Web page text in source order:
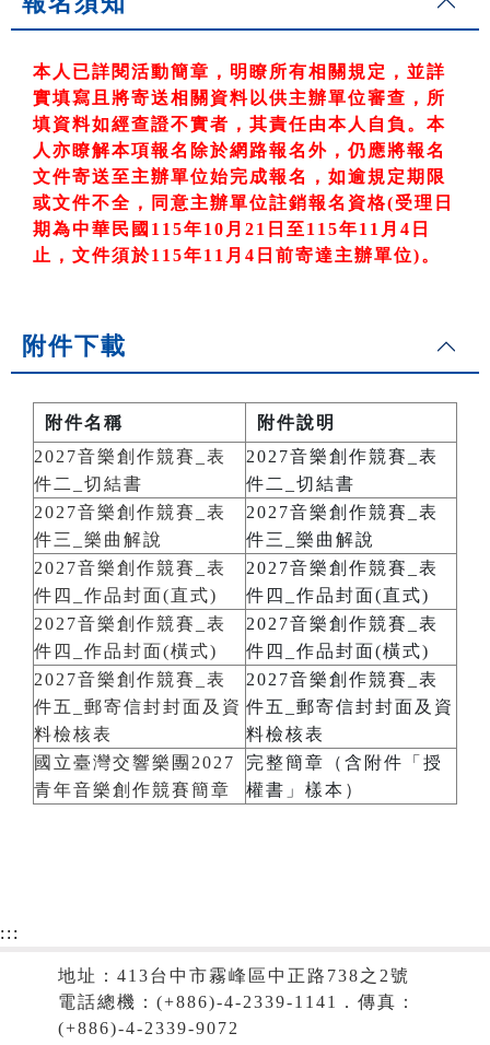
本人已詳閱活動簡章，明瞭所有相關規定，並詳
實填寫且將寄送相關資料以供主辦單位審查，所
填資料如經查證不實者，其責任由本人自負。本
人亦瞭解本項報名除於網路報名外，仍應將報名
文件寄送至主辦單位始完成報名，如逾規定期限
或文件不全，同意主辦單位註銷報名資格(受理日
期為中華民國 115年10 月21 日至115年11 月4 日
止，文件須於115年11 月4 日前寄達主辦單位)。
附件下載
附件名稱
附件說明
2027音樂創作競賽_表
件二_切結書
2027音樂創作競賽_表
件二_切結書
2027音樂創作競賽_表
件三_樂曲解說
2027音樂創作競賽_表
件三_樂曲解說
2027音樂創作競賽_表
件四_作品封面(直式)
2027音樂創作競賽_表
件四_作品封面(直式)
2027音樂創作競賽_表
件四_作品封面(橫式)
2027音樂創作競賽_表
件四_作品封面(橫式)
2027音樂創作競賽_表
件五_郵寄信封封面及資
料檢核表
2027音樂創作競賽_表
件五_郵寄信封封面及資
料檢核表
國立臺灣交響樂團2027
青年音樂創作競賽簡章
完整簡章（含附件「授
權書」樣本）
:::
地址：413台中市霧峰區中正路738之2號
電話總機：(+886)-4-2339-1141．傳真：
(+886)-4-2339-9072